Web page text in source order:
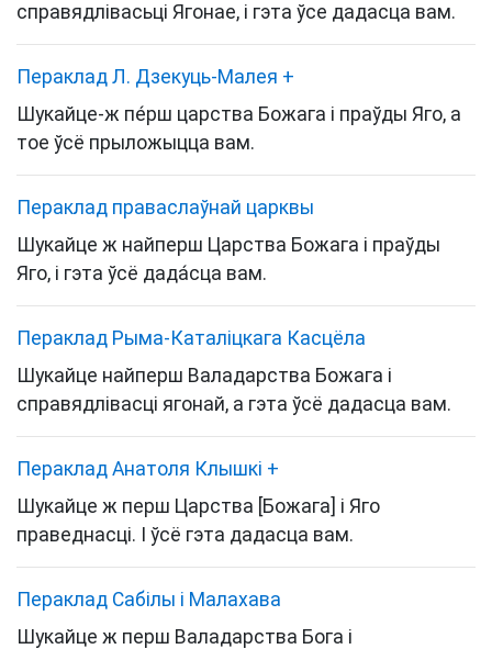
справядлівасьці Ягонае, і гэта ўсе дадасца вам.
Пераклад Л. Дзекуць-Малея +
Шукайце-ж пе́рш царства Божага і праўды Яго, а
тое ўсё прыложыцца вам.
Пераклад праваслаўнай царквы
Шукайце ж найперш Царства Божага і праўды
Яго, і гэта ўсё дада́сца вам.
Пераклад Рыма-Каталіцкага Касцёла
Шукайце найперш Валадарства Божага і
справядлівасці ягонай, а гэта ўсё дадасца вам.
Пераклад Анатоля Клышкi +
Шукайце ж перш Царства [Божага] і Яго
праведнасці. І ўсё гэта дадасца вам.
Пераклад Сабілы і Малахава
Шукайце ж перш Валадарства Бога і